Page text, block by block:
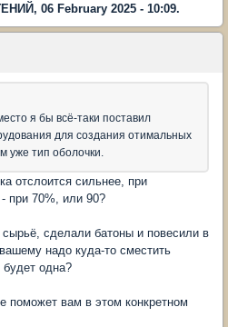
06 February 2025 - 10:09.
я бы всё-таки поставил
для создания отимальных
уже тип оболочки.
отслоится сильнее, при
при 70%, или 90?
сделали батоны и повесили в
надо куда-то сместить
одна?
поможет вам в этом конкретном